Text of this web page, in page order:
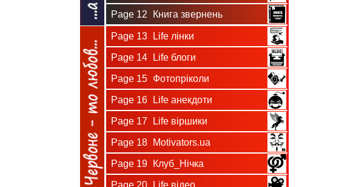
Page 12 Книга звернень
Page 13 Life лінки
Page 14 Life блоги
Page 15 Фотопріколи
Page 16 Life анекдоти
Page 17 Life віршики
Page 18 Motivators.ua
Page 19 Клуб_Нічка
Page 20 Life відео